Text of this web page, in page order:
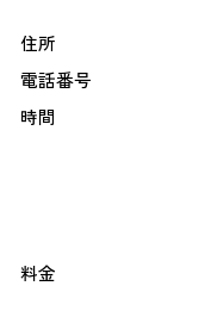
住所
電話番号
時間
料金